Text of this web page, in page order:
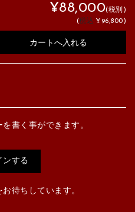
¥88,000(税別)
(税込 ¥96,800 )
書く事ができます。
ンする
待ちしています。